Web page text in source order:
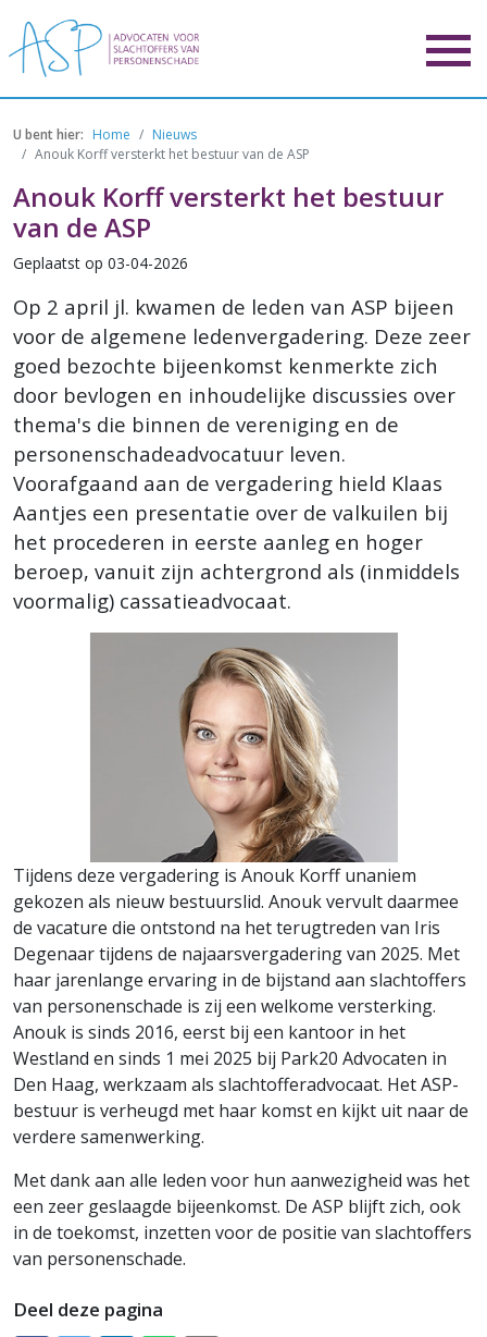
Home
Nieuws
Anouk Korff versterkt het bestuur van de ASP
Anouk Korff versterkt het bestuur
van de ASP
Geplaatst op 03-04-2026
Op 2 april jl. kwamen de leden van ASP bijeen
voor de algemene ledenvergadering. Deze zeer
goed bezochte bijeenkomst kenmerkte zich
door bevlogen en inhoudelijke discussies over
thema's die binnen de vereniging en de
personenschadeadvocatuur leven.
Voorafgaand aan de vergadering hield Klaas
Aantjes een presentatie over de valkuilen bij
het procederen in eerste aanleg en hoger
beroep, vanuit zijn achtergrond als (inmiddels
voormalig) cassatieadvocaat.
Tijdens deze vergadering is Anouk Korff unaniem
gekozen als nieuw bestuurslid. Anouk vervult daarmee
de vacature die ontstond na het terugtreden van Iris
Degenaar tijdens de najaarsvergadering van 2025. Met
haar jarenlange ervaring in de bijstand aan slachtoffers
van personenschade is zij een welkome versterking.
Anouk is sinds 2016, eerst bij een kantoor in het
Westland en sinds 1 mei 2025 bij Park20 Advocaten in
Den Haag, werkzaam als slachtofferadvocaat. Het ASP-
bestuur is verheugd met haar komst en kijkt uit naar de
verdere samenwerking.
Met dank aan alle leden voor hun aanwezigheid was het
een zeer geslaagde bijeenkomst. De ASP blijft zich, ook
in de toekomst, inzetten voor de positie van slachtoffers
van personenschade.
Deel deze pagina